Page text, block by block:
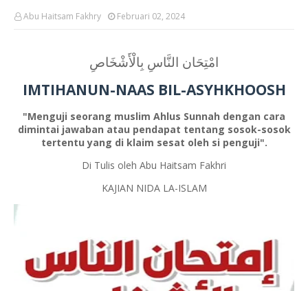
Abu Haitsam Fakhry Februari 02, 2024
امْتِحَان النَّاسِ بِالْأَشْخَاصِ
IMTIHANUN-NAAS BIL-ASYHKHOOSH
"Menguji seorang muslim Ahlus Sunnah dengan cara
dimintai jawaban atau pendapat tentang sosok-sosok
tertentu yang di klaim sesat oleh si penguji".
Di Tulis oleh Abu Haitsam Fakhri
KAJIAN NIDA LA-ISLAM